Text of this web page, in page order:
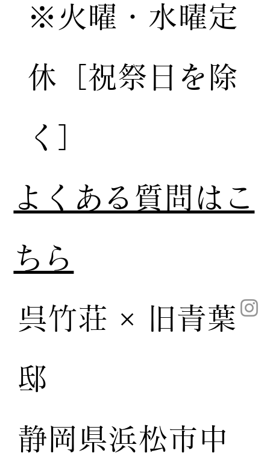
※火曜・水曜定
休［祝祭日を除
く］
呉竹荘 × 旧青葉
邸
静岡県浜松市中
​よくある質問はこ
ちら